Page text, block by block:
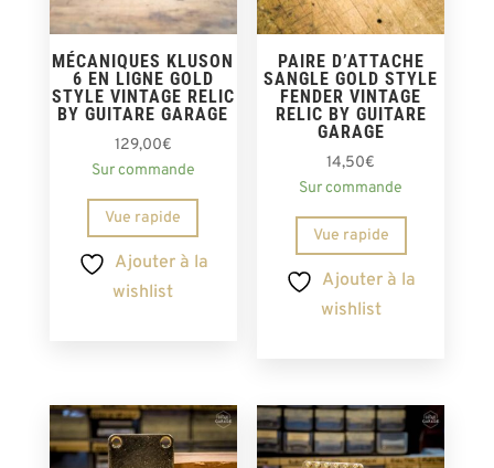
MÉCANIQUES KLUSON
6 EN LIGNE GOLD
STYLE VINTAGE RELIC
BY GUITARE GARAGE
129,00€
Sur commande
Vue rapide
Ajouter à la
wishlist
PAIRE D’ATTACHE
SANGLE GOLD STYLE
FENDER VINTAGE
RELIC BY GUITARE
GARAGE
14,50€
Sur commande
Vue rapide
Ajouter à la
wishlist